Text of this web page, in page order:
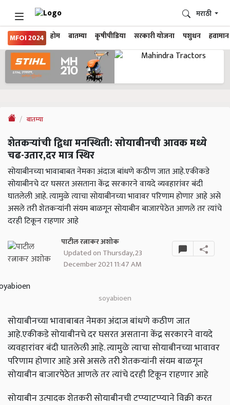
MFOI 2024 होम बातम्या कृषीपीडिया सरकारी योजना पशुधन हवामान
मराठी
बातम्या
शेतकऱ्यांची द्विधा मनस्थिती: सोयाबीनची आवक मध्ये
चढ-उतार,दर मात्र स्थिर
सोयाबीनच्या भावाबाबत नेमका अंदाज बांधणे कठीण जात आहे.एकीकडे
सोयाबीनचे दर घसरत असताना केंद्र सरकारने वायदे व्यवहारांवर बंदी
घातलेली आहे. त्यामुळे त्याचा सोयाबीनच्या भावावर परिणाम होणार आहे असे
असले तरी शेतकऱ्यांनी संयम बाळगून सोयाबीन बाजारपेठेत आणले तर त्यांचे
दरही टिकून राहणार आहे
पाटील रत्नाकर अशोक
Updated on Thursday, 23
December 2021 11:47 AM
soyabioen
सोयाबीनच्या भावाबाबत नेमका अंदाज बांधणे कठीण जात
आहे.एकीकडे सोयाबीनचे दर घसरत असताना केंद्र सरकारने वायदे
व्यवहारांवर बंदी घातलेली आहे. त्यामुळे त्याचा सोयाबीनच्या भावावर
परिणाम होणार आहे असे असले तरी शेतकऱ्यांनी संयम बाळगून
सोयाबीन बाजारपेठेत आणले तर त्यांचे दरही टिकून राहणार आहे
सोयाबीन उत्पादक शेतकरी सोयाबीनची टप्प्याटप्प्याने विक्री करत